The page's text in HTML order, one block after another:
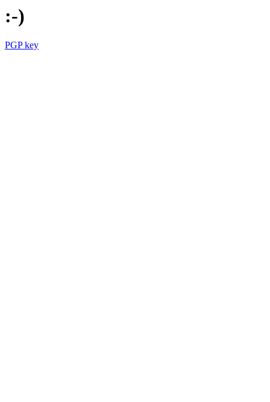
:-)
PGP key